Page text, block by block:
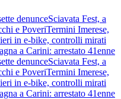
denunceSciavata Fest, a
e PoveriTermini Imerese,
in e-bike, controlli mirati
a Carini: arrestato 41enne
denunceSciavata Fest, a
e PoveriTermini Imerese,
in e-bike, controlli mirati
a Carini: arrestato 41enne